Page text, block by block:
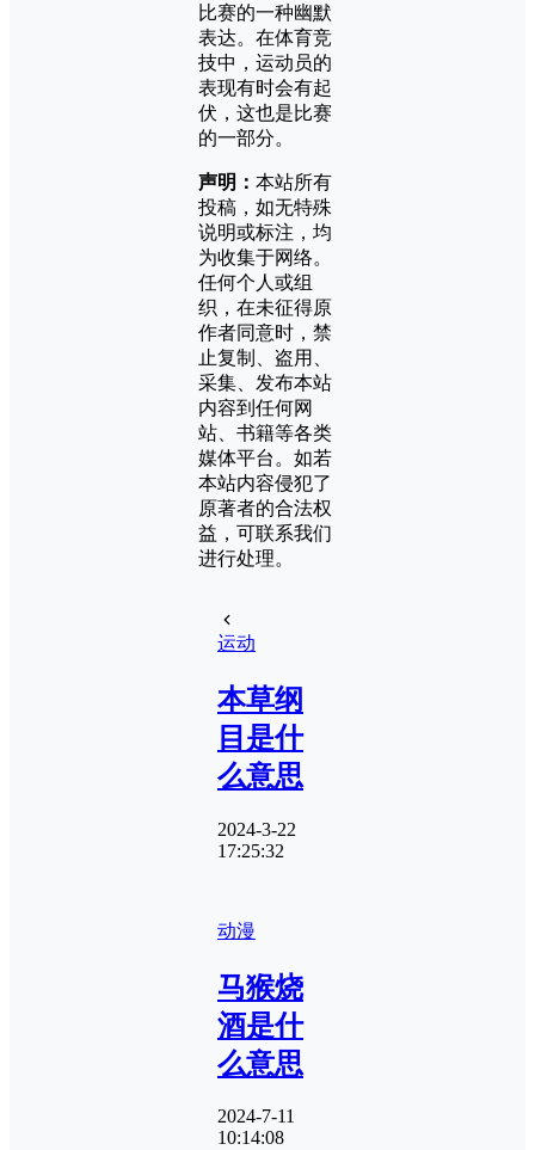
比赛的一种幽默
表达。在体育竞
技中，运动员的
表现有时会有起
伏，这也是比赛
的一部分。
声明： 本站所有
投稿，如无特殊
说明或标注，均
为收集于网络。
任何个人或组
织，在未征得原
作者同意时，禁
止复制、盗用、
采集、发布本站
内容到任何网
站、书籍等各类
媒体平台。如若
本站内容侵犯了
原著者的合法权
益，可联系我们
进行处理。
运动
​本草纲
目是什
么意思
2024-3-22
17:25:32
动漫
马猴烧
酒是什
么意思
2024-7-11
10:14:08